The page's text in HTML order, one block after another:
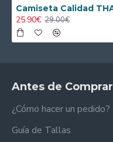
25.90€ 29.00€
Antes de Comprar
¿Cómo hacer un pedido?
Guía de Tallas